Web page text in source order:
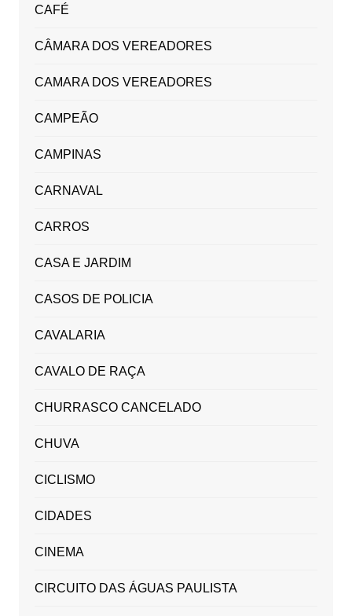
CAFÉ
CÂMARA DOS VEREADORES
CAMARA DOS VEREADORES
CAMPEÃO
CAMPINAS
CARNAVAL
CARROS
CASA E JARDIM
CASOS DE POLICIA
CAVALARIA
CAVALO DE RAÇA
CHURRASCO CANCELADO
CHUVA
CICLISMO
CIDADES
CINEMA
CIRCUITO DAS ÁGUAS PAULISTA